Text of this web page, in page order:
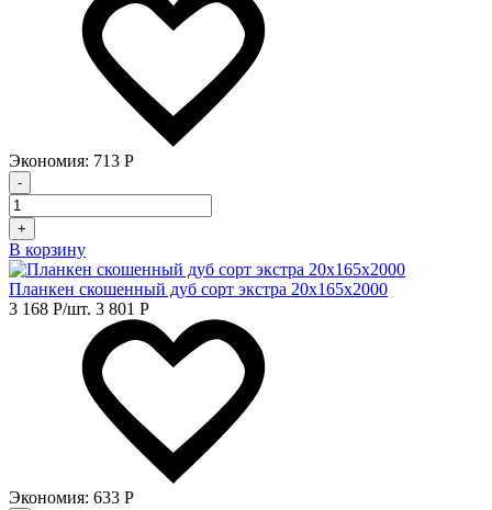
Экономия: 713 Р
-
+
В корзину
Планкен скошенный дуб сорт экстра 20х165х2000
3 168 Р/шт. 3 801 Р
Экономия: 633 Р